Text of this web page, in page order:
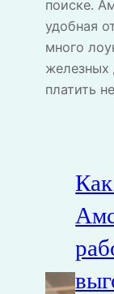
поиске.
удобная
много
железных
платить